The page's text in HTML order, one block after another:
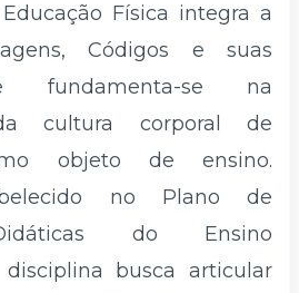
Física integra a
Códigos e suas
fundamenta-se na
cultura corporal de
objeto de ensino.
no Plano de
do Ensino
busca articular